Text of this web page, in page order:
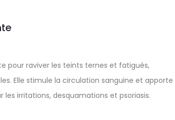
pour raviver les teints ternes et fatigués,
Elle stimule la circulation sanguine et apporte
irritations, desquamations et psoriasis.